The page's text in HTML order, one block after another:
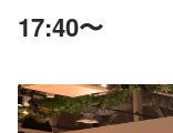
17:40〜